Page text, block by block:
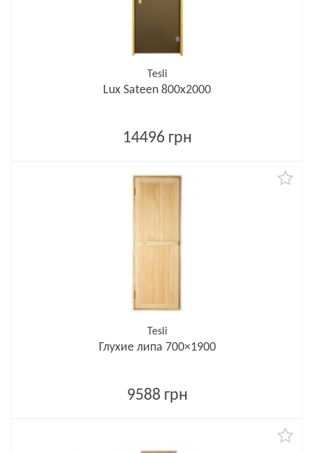
Tesli
Lux Sateen 800х2000
14496 грн
Tesli
Глухие липа 700×1900
9588 грн